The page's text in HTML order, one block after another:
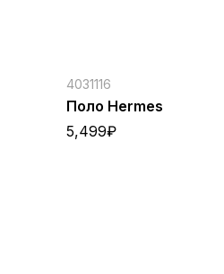
4031116
Поло Hermes
5,499₽